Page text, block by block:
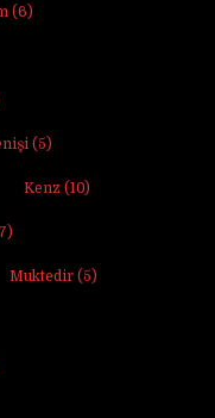
(6)
(5)
Kenz (10)
Muktedir (5)